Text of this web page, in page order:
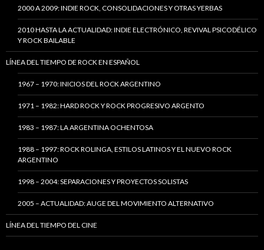
2000 A 2009: INDIE ROCK, CONSOLIDACIONES Y OTRAS YERBAS
2010 HASTA LA ACTUALIDAD: INDIE ELECTRÓNICO, REVIVAL PSICODÉLICO
Y ROCK BAILABLE
LÍNEA DEL TIEMPO DE ROCK EN ESPAÑOL
1967 – 1970: INICIOS DEL ROCK ARGENTINO
1971 – 1982: HARD ROCK Y ROCK PROGRESIVO ARGENTO
1983 – 1987: LA ARGENTINA OCHENTOSA
1988 – 1997: ROCK ROLINGA, ESTILOS LATINOS Y EL NUEVO ROCK
ARGENTINO
1998 – 2004: SEPARACIONES Y PROYECTOS SOLISTAS
2005 – ACTUALIDAD: AUGE DEL MOVIMIENTO ALTERNATIVO
LÍNEA DEL TIEMPO DEL CINE